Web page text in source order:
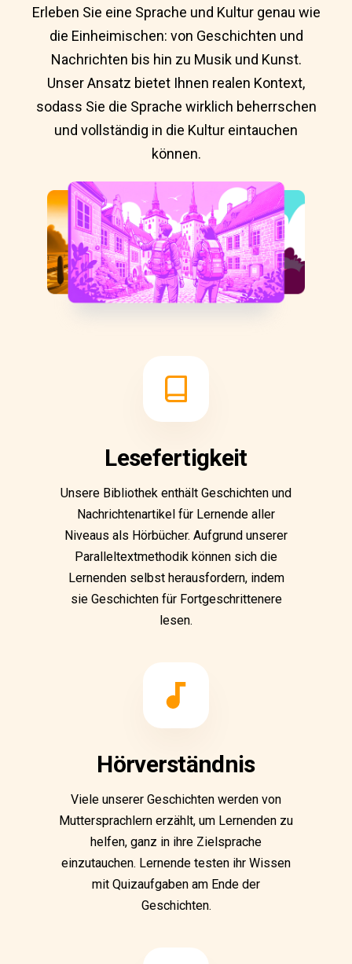
Erleben Sie eine Sprache und Kultur genau wie
die Einheimischen: von Geschichten und
Nachrichten bis hin zu Musik und Kunst.
Unser Ansatz bietet Ihnen realen Kontext,
sodass Sie die Sprache wirklich beherrschen
und vollständig in die Kultur eintauchen
können.
Lesefertigkeit
Unsere Bibliothek enthält Geschichten und
Nachrichtenartikel für Lernende aller
Niveaus als Hörbücher. Aufgrund unserer
Paralleltextmethodik können sich die
Lernenden selbst herausfordern, indem
sie Geschichten für Fortgeschrittenere
lesen.
Hörverständnis
Viele unserer Geschichten werden von
Muttersprachlern erzählt, um Lernenden zu
helfen, ganz in ihre Zielsprache
einzutauchen. Lernende testen ihr Wissen
mit Quizaufgaben am Ende der
Geschichten.